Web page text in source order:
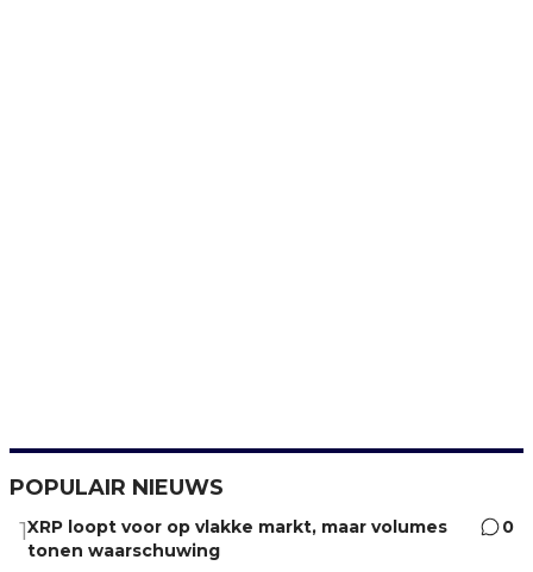
POPULAIR NIEUWS
1XRP loopt voor op vlakke markt, maar volumes
tonen waarschuwing
0